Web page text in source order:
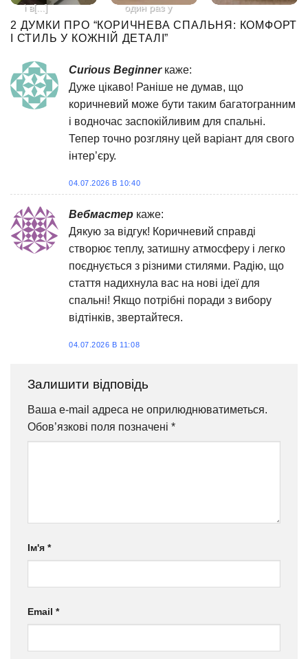
і в[...]
один раз у
житті. Це
день,
2 ДУМКИ ПРО “КОРИЧНЕВА СПАЛЬНЯ: КОМФОРТ
І СТИЛЬ У КОЖНІЙ ДЕТАЛІ”
Curious Beginner каже:
Дуже цікаво! Раніше не думав, що
коричневий може бути таким багатогранним
і водночас заспокійливим для спальні.
Тепер точно розгляну цей варіант для свого
інтер’єру.
04.07.2026 В 10:40
Вебмастер каже:
Дякую за відгук! Коричневий справді
створює теплу, затишну атмосферу і легко
поєднується з різними стилями. Радію, що
стаття надихнула вас на нові ідеї для
спальні! Якщо потрібні поради з вибору
відтінків, звертайтеся.
04.07.2026 В 11:08
Залишити відповідь
Ваша e-mail адреса не оприлюднюватиметься.
Обов’язкові поля позначені *
Ім'я *
Email *